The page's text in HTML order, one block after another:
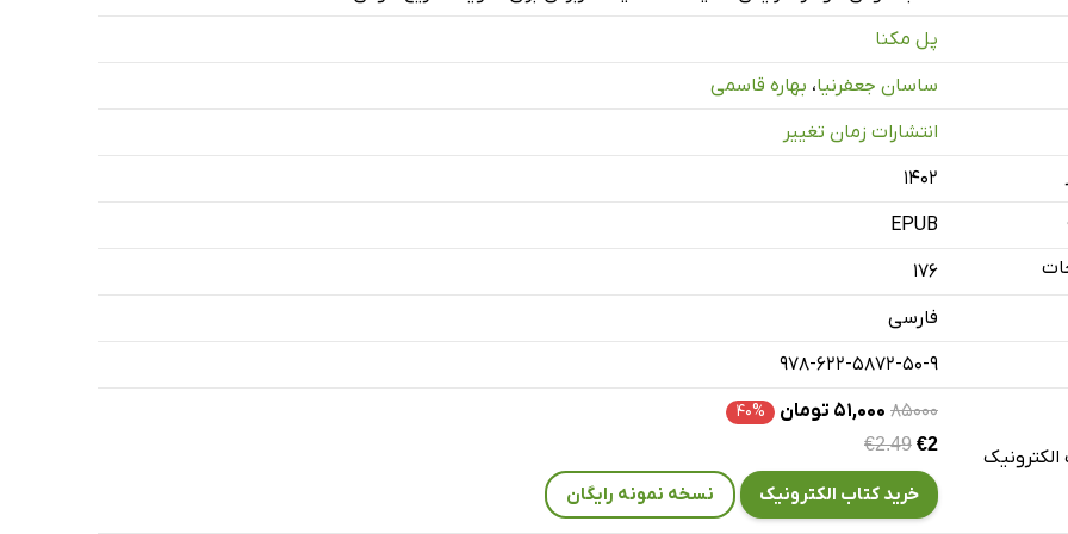
پل مکنا
ساسان جعفرنیا، بهاره قاسمی
انتشارات زمان تغییر
۱۴۰۲
EPUB
176
فارسی
978-622-5872-50-9
۸۵۰۰۰ ۵۱,۰۰۰ تومان ۴۰%
€2.49 €2
خرید کتاب الکترونیک نسخه نمونه رایگان